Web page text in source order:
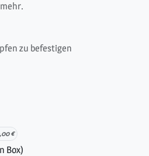
zu befestigen
€
Box)